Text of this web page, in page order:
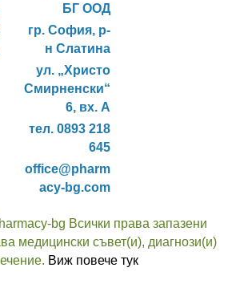
БГ ООД
гр. София, р-
н Слатина
ул. „Христо
Смирненски“
6, вх. А
тел. 0893 218
645
office@pharm
acy-bg.com
bg Всички права запазени
медицински съвет(и), диагнози(и)
Виж повече тук